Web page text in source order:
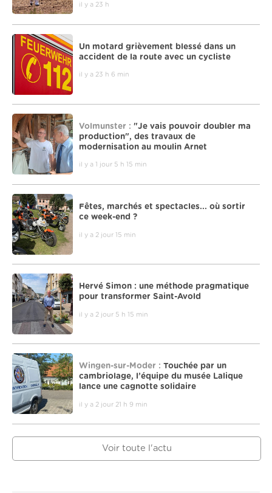
il y a 23 h
Un motard grièvement blessé dans un
accident de la route avec un cycliste
il y a 23 h 6 min
Volmunster : "Je vais pouvoir doubler ma
production", des travaux de
modernisation au moulin Arnet
il y a 1 jour 5 h 15 min
Fêtes, marchés et spectacles... où sortir
ce week-end ?
il y a 2 jour 15 min
Hervé Simon : une méthode pragmatique
pour transformer Saint-Avold
il y a 2 jour 5 h 15 min
Wingen-sur-Moder : Touchée par un
cambriolage, l’équipe du musée Lalique
lance une cagnotte solidaire
il y a 2 jour 21 h 9 min
Voir toute l'actu